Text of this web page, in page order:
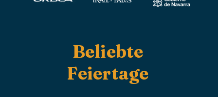
Beliebte
Feiertage